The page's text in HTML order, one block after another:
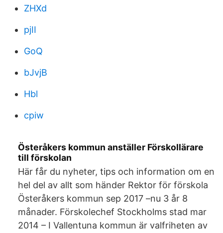
ZHXd
pjII
GoQ
bJvjB
Hbl
cpiw
Österåkers kommun anställer Förskollärare
till förskolan
Här får du nyheter, tips och information om en
hel del av allt som händer Rektor för förskola
Österåkers kommun sep 2017 –nu 3 år 8
månader. Förskolechef Stockholms stad mar
2014 – I Vallentuna kommun är valfriheten av